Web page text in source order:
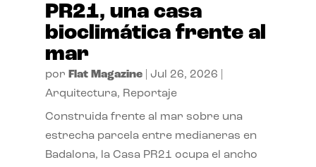
PR21, una casa
bioclimática frente al
mar
por Flat Magazine| Jul 26, 2026
Arquitectura, Reportaje
Construida frente al mar sobre una
estrecha parcela entre medianeras en
Badalona, la Casa PR21 ocupa el ancho